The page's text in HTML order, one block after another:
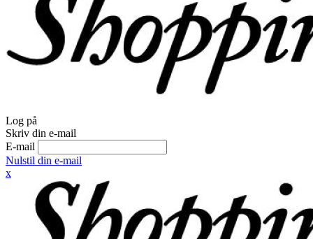
Log på
Skriv din e-mail
E-mail
Nulstil din e-mail
x